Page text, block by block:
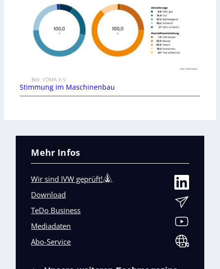
Bild: VDMA e.V.
Stimmung im Maschinenbau
Mehr Infos
Wir sind IVW geprüft!
Download
TeDo Business
Mediadaten
Abo-Service